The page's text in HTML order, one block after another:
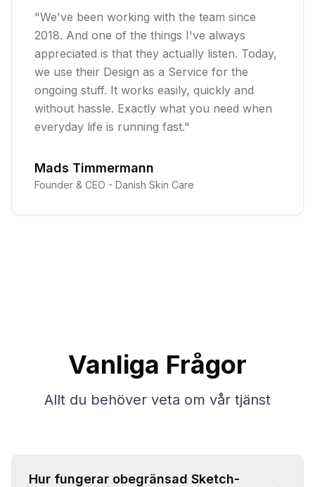
"We've been working with the team since
2018. And one of the things I've always
appreciated is that they actually listen. Today,
we use their Design as a Service for the
ongoing stuff. It works easily, quickly and
without hassle. Exactly what you need when
everyday life is running fast."
Mads Timmermann
Founder & CEO - Danish Skin Care
Vanliga Frågor
Allt du behöver veta om vår tjänst
Hur fungerar obegränsad Sketch-